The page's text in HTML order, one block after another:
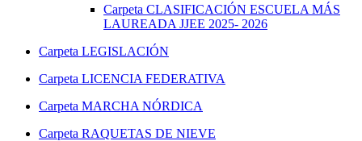
Carpeta CLASIFICACIÓN ESCUELA MÁS
LAUREADA JJEE 2025- 2026
Carpeta LEGISLACIÓN
Carpeta LICENCIA FEDERATIVA
Carpeta MARCHA NÓRDICA
Carpeta RAQUETAS DE NIEVE